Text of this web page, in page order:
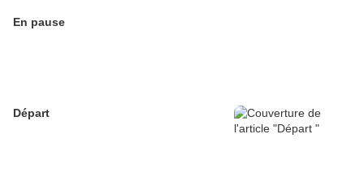
En pause
Départ